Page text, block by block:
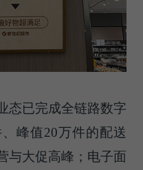
态已完成全链路数字
峰值20万件的配送
与大促高峰；电子面